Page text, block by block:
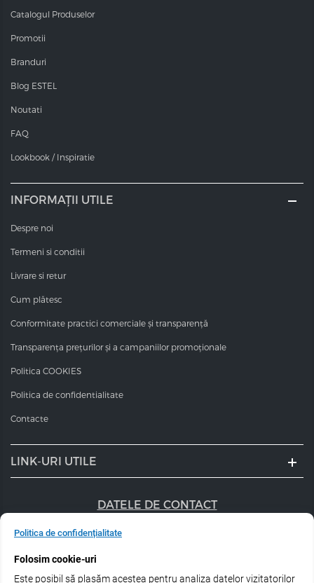
Catalogul Produselor
Promotii
Branduri
Blog ESTEL
Noutati
FAQ
Lookbook / Inspiratie
INFORMAȚII UTILE
Despre noi
Termeni si conditii
Livrare si retur
Cum plătesc
Conformitate practici comerciale și transparență
Transparența prețurilor și a campaniilor promoționale
Politica COOKIES
Politica de confidentialitate
Contacte
LINK-URI UTILE
DATELE DE CONTACT
+40 747 056 359
Politica de confidențialitate
Folosim cookie-uri
Este posibil să plasăm acestea pentru analiza datelor vizitatorilor